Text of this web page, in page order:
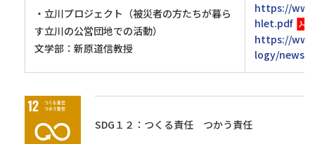
・立川プロジェクト（被災者の方たちが暮ら
す立川の公営団地での活動）
文学部：新原道信教授
https://
hlet.pdf
https://
logy/news/
SDG１２：つくる責任 つかう責任